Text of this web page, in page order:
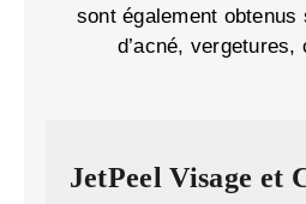
sont également
d’acné,
JetPeel Visage et